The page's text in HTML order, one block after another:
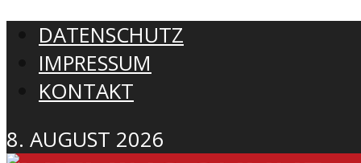
DATENSCHUTZ
IMPRESSUM
KONTAKT
8. AUGUST 2026